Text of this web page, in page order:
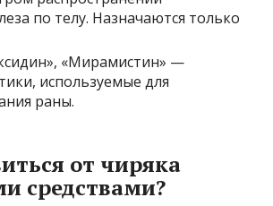
по телу. Назначаются только
«Мирамистин» —
используемые для
раны.
от чиряка
средствами?